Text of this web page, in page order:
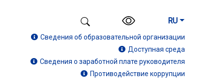
RU
Сведения об образовательной организации
Доступная среда
Сведения о заработной плате руководителя
Противодействие коррупции